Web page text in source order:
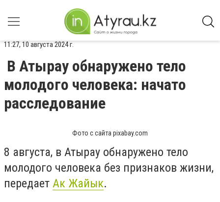
11:27, 10 августа 2024 г.
В Атырау обнаружено тело
молодого человека: начато
расследование
Фото с сайта pixabay.com
8 августа, в Атырау обнаружено тело
молодого человека без признаков жизни,
передает Ак Жайык.